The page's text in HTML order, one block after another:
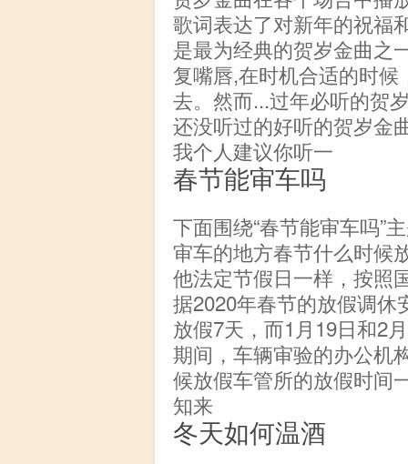
歌词表达了对新年的祝福
是最为经典的贺岁金曲之
复嘴唇,在时机合适的时
去。然而...过年必听的贺
还没听过的好听的贺岁金
我个人建议你听一
春节能审车吗
下面围绕“春节能审车吗”
审车的地方春节什么时候
他法定节假日一样，按照
据2020年春节的放假调休
放假7天，而1月19日和2
期间，车辆审验的办公机
候放假车管所的放假时间
知来
冬天如何温酒